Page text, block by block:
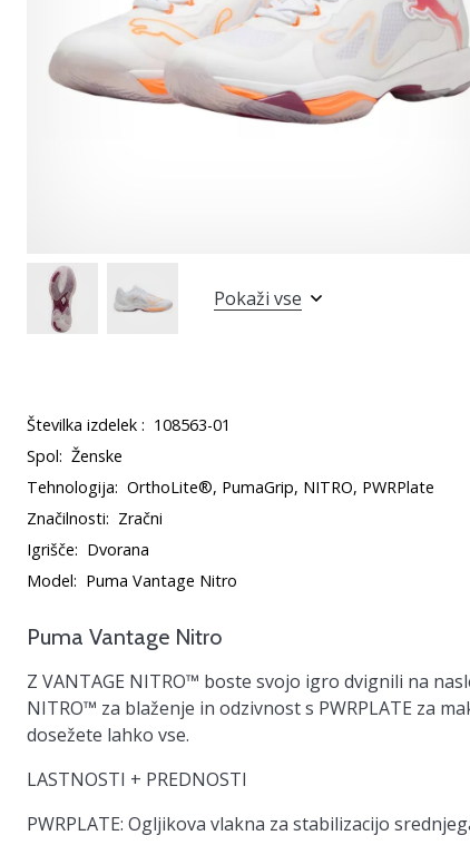
Pokaži vse
Številka izdelek : 108563-01
Spol: Ženske
Tehnologija: OrthoLite®, PumaGrip, NITRO, PWRPlate
Značilnosti: Zračni
Igrišče: Dvorana
Model: Puma Vantage Nitro
Puma Vantage Nitro
Z VANTAGE NITRO™ boste svojo igro dvignili na
NITRO™ za blaženje in odzivnost s PWRPLATE za
dosežete lahko vse.
LASTNOSTI + PREDNOSTI
PWRPLATE: Ogljikova vlakna za stabilizacijo